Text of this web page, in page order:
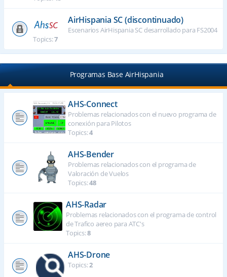
AirHispania SC (discontinuado)
Escenarios AirHispania SC desarrollado para FS2004
Topics:7
Programas Base AirHispania
AHS-Connect
Problemas relacionados con el nuevo programa de
conexión para Pilotos
Topics:4
AHS-Bender
Problemas relacionados con el programa de
Valoración de Vuelos
Topics:48
AHS-Radar
Problemas relacionados con el programa de control
de Trafico aereo para ATC's
Topics:8
AHS-Drone
Topics:2